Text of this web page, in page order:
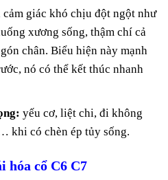
cảm giác khó chịu đột ngột như
xương sống, thậm chí cả
chân. Biểu hiện này mạnh
nó có thể kết thúc nhanh
yếu cơ, liệt chi, đi không
khi có chèn ép tủy sống.
hóa cổ C6 C7